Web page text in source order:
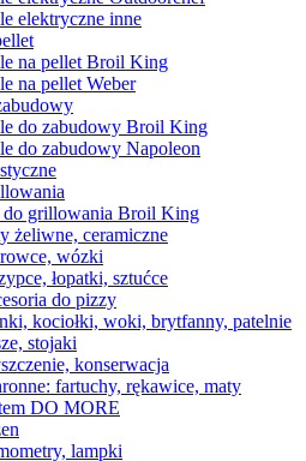
elektryczne inne
na pellet Broil King
na pellet Weber
do zabudowy Broil King
do zabudowy Napoleon
do grillowania Broil King
żeliwne, ceramiczne
wózki
łopatki, sztućce
do pizzy
kociołki, woki, brytfanny, patelnie
stojaki
konserwacja
fartuchy, rękawice, maty
DO MORE
lampki